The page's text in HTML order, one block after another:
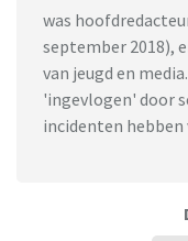
was
september 2018),
van jeugd en
'ingevlogen' door
incidenten hebben